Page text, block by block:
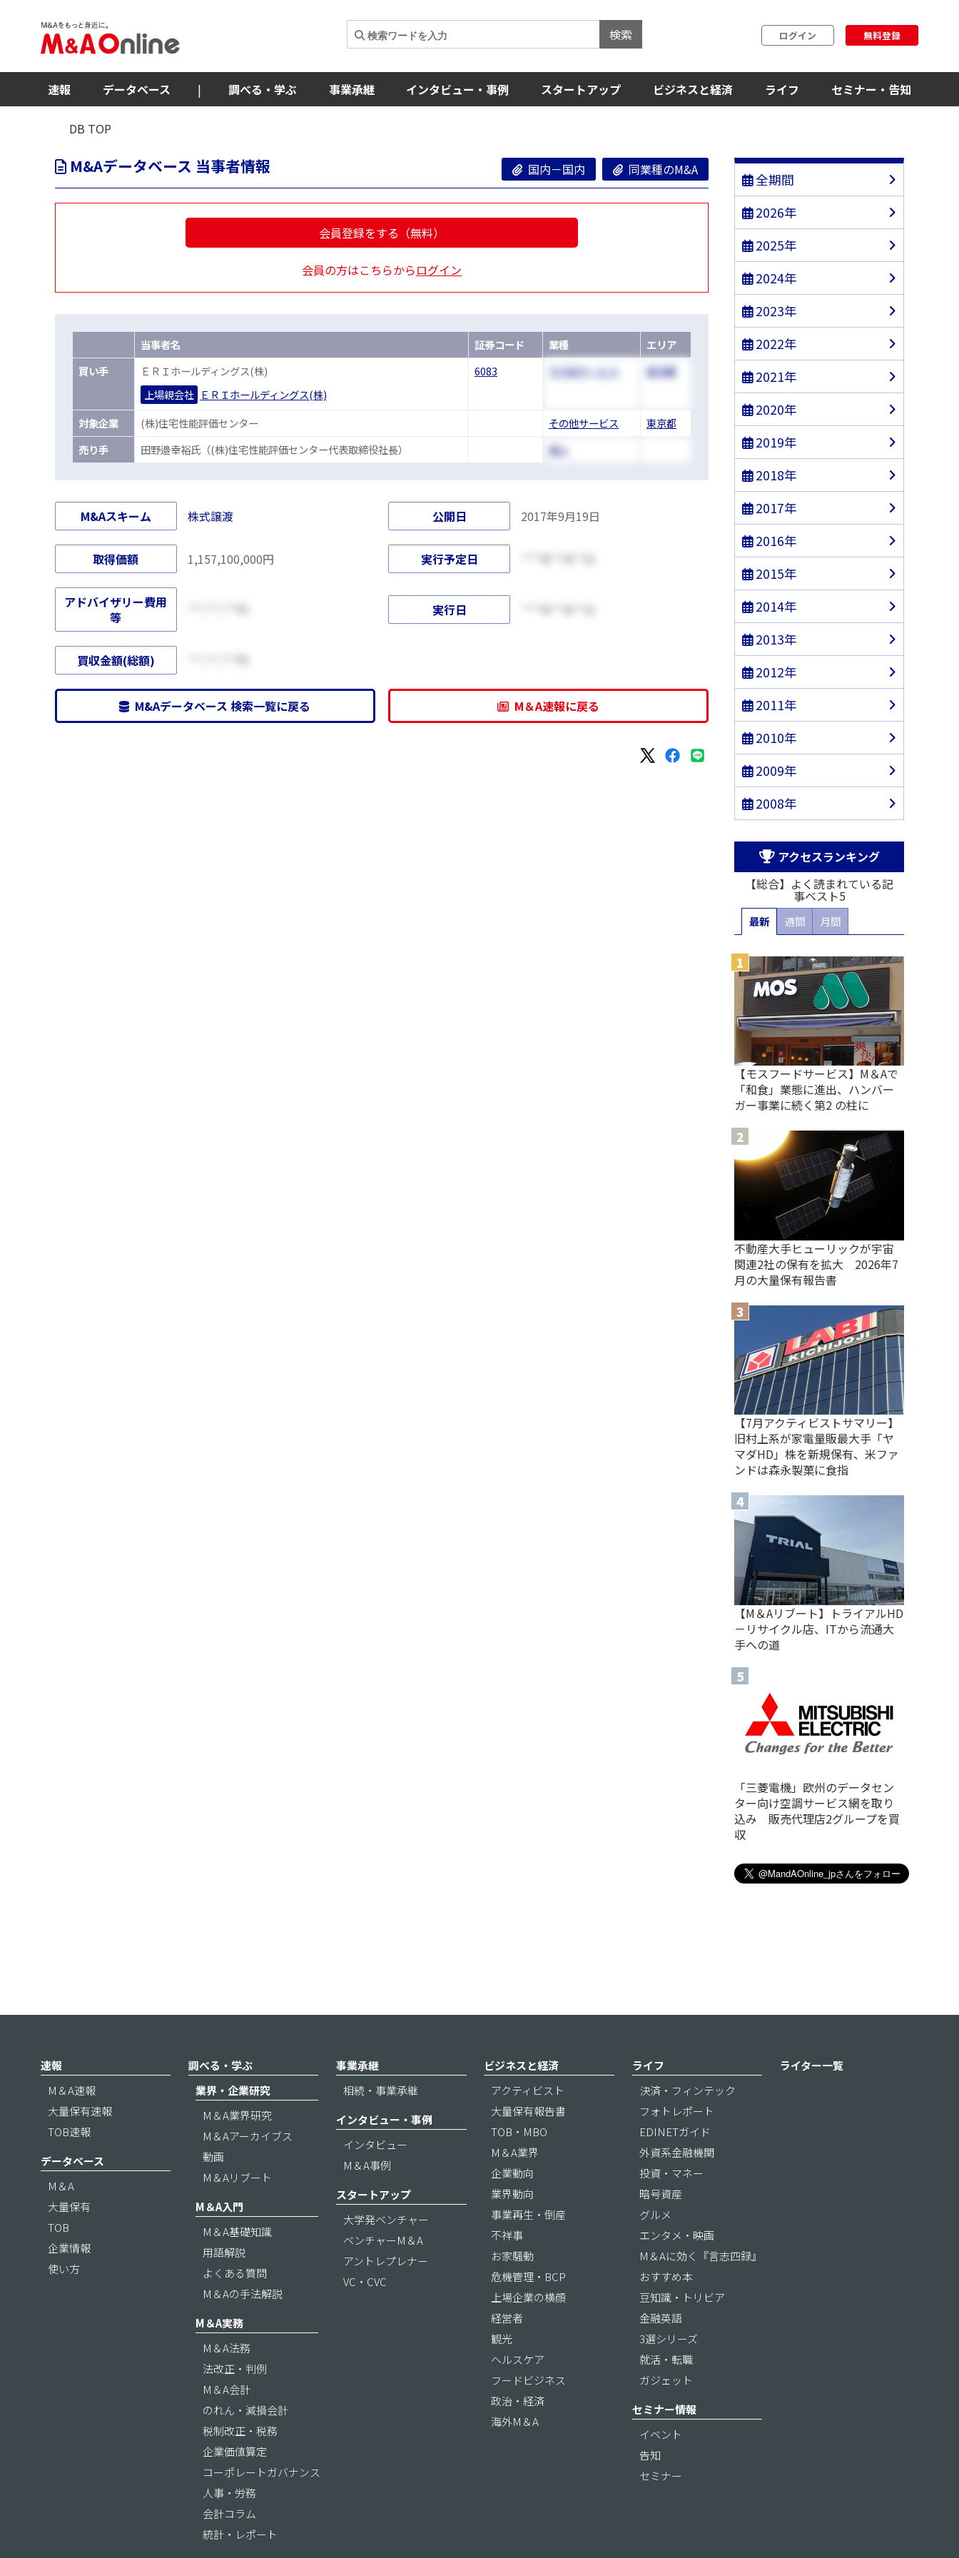
検索 ログイン 無料登録
速報 データベース | 調べる・学ぶ 事業承継 インタビュー・事例 スタートアップ ビジネスと経済 ライフ セミナー・告知
DB TOP
M&Aデータベース 当事者情報 国内－国内 同業種のM&A
会員登録をする（無料）
会員の方はこちらからログイン
当事者名 証券コード 業種
エリア
買い手
ＥＲＩホールディングス(株)
上場親会社 ＥＲＩホールディングス(株)
6083 その他サービス 東京都
対象企業 (株)住宅性能評価センター その他サービス
東京都
売り手 田野邉幸裕氏（(株)住宅性能評価センター代表取締役社長） 個人
M&Aスキーム 株式譲渡 公開日 2017年9月19日
取得価額 1,157,100,000円 実行予定日
アドバイザリー費用
等
実行日
買収金額(総額)
M&Aデータベース 検索一覧に戻る M＆A速報に戻る
全期間
2026年
2025年
2024年
2023年
2022年
2021年
2020年
2019年
2018年
2017年
2016年
2015年
2014年
2013年
2012年
2011年
2010年
2009年
2008年
アクセスランキング
【総合】よく読まれている記
事ベスト5
最新 週間 月間
【モスフードサービス】M＆Aで
「和食」業態に進出、ハンバー
ガー事業に続く第2 の柱に
不動産大手ヒューリックが宇宙
関連2社の保有を拡大 2026年7
月の大量保有報告書
【7月アクティビストサマリー】
旧村上系が家電量販最大手「ヤ
マダHD」株を新規保有、米ファ
ンドは森永製菓に食指
【M＆Aリブート】トライアルHD
－リサイクル店、ITから流通大
手への道
「三菱電機」欧州のデータセン
ター向け空調サービス網を取り
込み 販売代理店2グループを買
収
速報
M＆A速報
大量保有速報
TOB速報
データベース
M＆A
大量保有
TOB
企業情報
使い方
調べる・学ぶ
業界・企業研究
M＆A業界研究
M＆Aアーカイブス
動画
M＆Aリブート
M＆A入門
M＆A基礎知識
用語解説
よくある質問
M＆Aの手法解説
M＆A実務
M＆A法務
法改正・判例
M＆A会計
のれん・減損会計
税制改正・税務
企業価値算定
コーポレートガバナンス
人事・労務
会計コラム
統計・レポート
事業承継
相続・事業承継
インタビュー・事例
インタビュー
M＆A事例
スタートアップ
大学発ベンチャー
ベンチャーM＆A
アントレプレナー
VC・CVC
ビジネスと経済
アクティビスト
大量保有報告書
TOB・MBO
M＆A業界
企業動向
業界動向
事業再生・倒産
不祥事
お家騒動
危機管理・BCP
上場企業の横顔
経営者
観光
ヘルスケア
フードビジネス
政治・経済
海外M＆A
ライフ
決済・フィンテック
フォトレポート
EDINETガイド
外資系金融機関
投資・マネー
暗号資産
グルメ
エンタメ・映画
M＆Aに効く『言志四録』
おすすめ本
豆知識・トリビア
金融英語
3選シリーズ
就活・転職
ガジェット
セミナー情報
イベント
告知
セミナー
ライター一覧